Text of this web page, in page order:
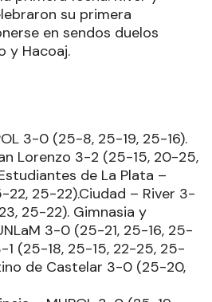
su primera
en sendos duelos
y Hacoaj.
3-0 (25-8, 25-19, 25-16).
Lorenzo 3-2 (25-15, 20-25,
de La Plata –
22, 25-22).Ciudad – River 3-
25-22). Gimnasia y
3-0 (25-21, 25-16, 25-
1 (25-18, 25-15, 22-25, 25-
de Castelar 3-0 (25-20,